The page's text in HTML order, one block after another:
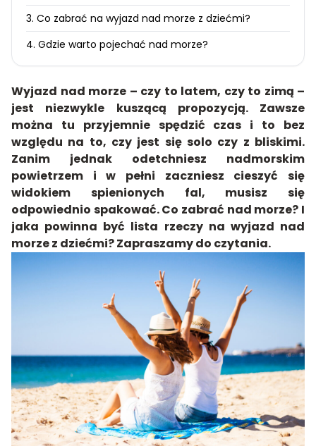
3. Co zabrać na wyjazd nad morze z dziećmi?
4. Gdzie warto pojechać nad morze?
Wyjazd nad morze – czy to latem, czy to zimą –
jest niezwykle kuszącą propozycją. Zawsze
można tu przyjemnie spędzić czas i to bez
względu na to, czy jest się solo czy z bliskimi.
Zanim jednak odetchniesz nadmorskim
powietrzem i w pełni zaczniesz cieszyć się
widokiem spienionych fal, musisz się
odpowiednio spakować. Co zabrać nad morze? I
jaka powinna być lista rzeczy na wyjazd nad
morze z dziećmi? Zapraszamy do czytania.